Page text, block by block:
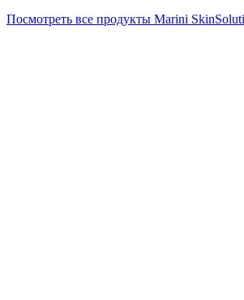
Посмотреть все продукты Marini